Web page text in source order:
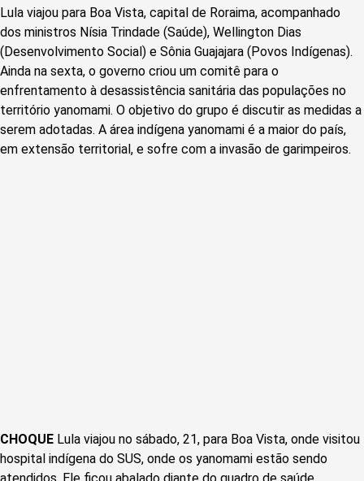
Lula viajou para Boa Vista, capital de Roraima, acompanhado
dos ministros Nísia Trindade (Saúde), Wellington Dias
(Desenvolvimento Social) e Sônia Guajajara (Povos Indígenas).
Ainda na sexta, o governo criou um comitê para o
enfrentamento à desassistência sanitária das populações no
território yanomami. O objetivo do grupo é discutir as medidas a
serem adotadas. A área indígena yanomami é a maior do país,
em extensão territorial, e sofre com a invasão de garimpeiros.
CHOQUE Lula viajou no sábado, 21, para Boa Vista, onde visitou
hospital indígena do SUS, onde os yanomami estão sendo